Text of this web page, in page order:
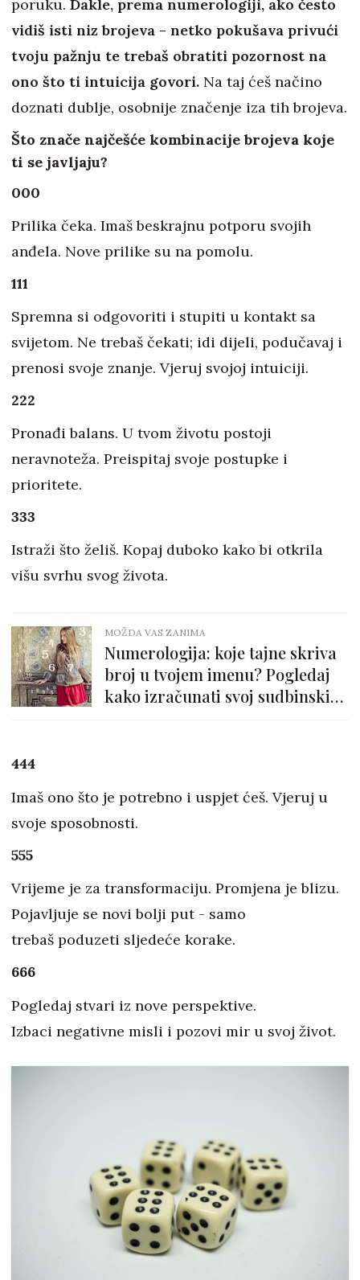
poruku. Dakle, prema numerologiji, ako često
vidiš isti niz brojeva - netko pokušava privući
tvoju pažnju te trebaš obratiti pozornost na
ono što ti intuicija govori. Na taj ćeš načino
doznati dublje, osobnije značenje iza tih brojeva.
Što znače najčešće kombinacije brojeva koje
ti se javljaju?
000
Prilika čeka. Imaš beskrajnu potporu svojih
anđela. Nove prilike su na pomolu.
111
Spremna si odgovoriti i stupiti u kontakt sa
svijetom. Ne trebaš čekati; idi dijeli, podučavaj i
prenosi svoje znanje. Vjeruj svojoj intuiciji.
222
Pronađi balans. U tvom životu postoji
neravnoteža. Preispitaj svoje postupke i
prioritete.
333
Istraži što želiš. Kopaj duboko kako bi otkrila
višu svrhu svog života.
MOŽDA VAS ZANIMA
Numerologija: koje tajne skriva
broj u tvojem imenu? Pogledaj
kako izračunati svoj sudbinski
444
Imaš ono što je potrebno i uspjet ćeš. Vjeruj u
svoje sposobnosti.
555
Vrijeme je za transformaciju. Promjena je blizu.
Pojavljuje se novi bolji put - samo
trebaš poduzeti sljedeće korake.
666
Pogledaj stvari iz nove perspektive.
Izbaci negativne misli i pozovi mir u svoj život.